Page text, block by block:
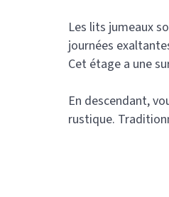
Les lits jumeaux
journées
Cet étage a une
En descendant,
rustique.